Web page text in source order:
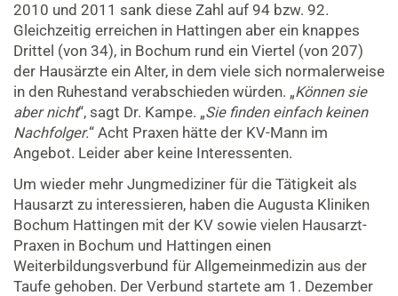
2010 und 2011 sank diese Zahl auf 94 bzw. 92.
Gleichzeitig erreichen in Hattingen aber ein knappes
Drittel (von 34), in Bochum rund ein Viertel (von 207)
der Hausärzte ein Alter, in dem viele sich normalerweise
in den Ruhestand verabschieden würden. „Können sie
aber nicht“, sagt Dr. Kampe. „Sie finden einfach keinen
Nachfolger.“ Acht Praxen hätte der KV-Mann im
Angebot. Leider aber keine Interessenten.
Um wieder mehr Jungmediziner für die Tätigkeit als
Hausarzt zu interessieren, haben die Augusta Kliniken
Bochum Hattingen mit der KV sowie vielen Hausarzt-
Praxen in Bochum und Hattingen einen
Weiterbildungsverbund für Allgemeinmedizin aus der
Taufe gehoben. Der Verbund startete am 1. Dezember